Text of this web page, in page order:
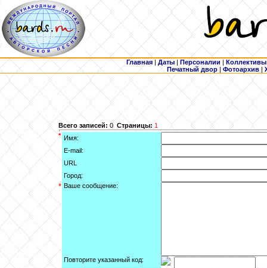
Главная | Даты | Персоналии | Коллективы
Печатный двор |Фотоархив |
Всего записей: 0 Страницы: 1
* Имя:
E-mail:
URL
Город:
* Ваше сообщение:
Повторите указанный код: